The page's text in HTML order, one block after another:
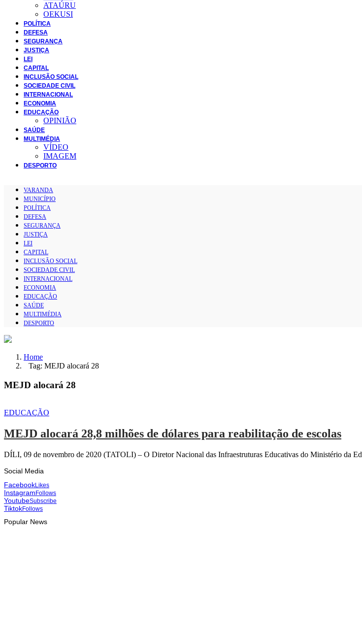
ATAÚRU
OEKUSI
POLÍTICA
DEFESA
SEGURANÇA
JUSTIÇA
LEI
CAPITAL
INCLUSÃO SOCIAL
SOCIEDADE CIVIL
INTERNACIONAL
ECONOMIA
EDUCAÇÃO
OPINIÃO
SAÚDE
MULTIMÉDIA
VÍDEO
IMAGEM
DESPORTO
VARANDA
MUNICÍPIO
POLÍTICA
DEFESA
SEGURANÇA
JUSTIÇA
LEI
CAPITAL
INCLUSÃO SOCIAL
SOCIEDADE CIVIL
INTERNACIONAL
ECONOMIA
EDUCAÇÃO
SAÚDE
MULTIMÉDIA
DESPORTO
Home
Tag: MEJD alocará 28
MEJD alocará 28
EDUCAÇÃO
MEJD alocará 28,8 milhões de dólares para reabilitação de escolas
DÍLI, 09 de novembro de 2020 (TATOLI) – O Diretor Nacional das Infraestruturas Educativas do Ministério da
Social Media
FacebookLikes
InstagramFollows
YoutubeSubscribe
TiktokFollows
Popular News